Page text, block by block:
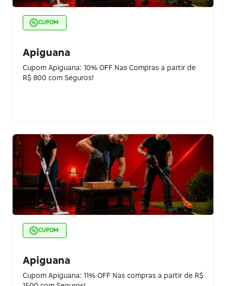
CUPOM
Apiguana
Cupom Apiguana: 10% OFF Nas Compras a partir de
R$ 800 com Seguros!
CUPOM
Apiguana
Cupom Apiguana: 11% OFF Nas compras a partir de R$